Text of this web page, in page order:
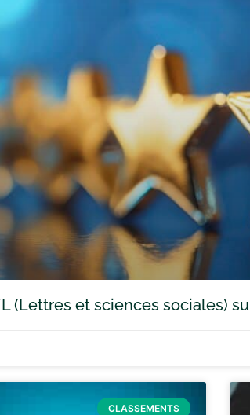
(Lettres et sciences sociales)
CLASSEMENTS